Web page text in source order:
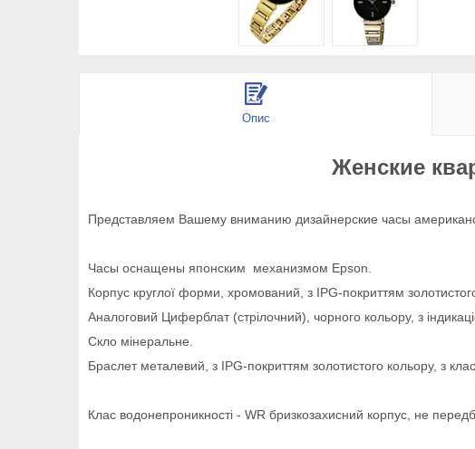
Опис
Женские
Представляем Вашему вниманию дизайнерские часы
Часы оснащены японским механизмом Epson.
Корпус круглої форми, хромований, з IPG-покриттям
Аналоговий Циферблат (стрілочний), чорного кольору, з
Скло мінеральне.
Браслет металевий, з IPG-покриттям золотистого кольору, з
Клас водонепроникності - WR бризкозахисний корпус, не